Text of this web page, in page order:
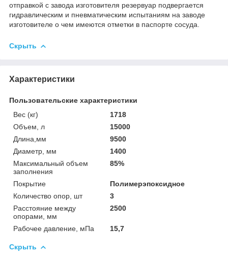
отправкой с завода изготовителя резервуар подвергается
гидравлическим и пневматическим испытаниям на заводе
изготовителе о чем имеются отметки в паспорте сосуда.
Скрыть
Характеристики
Пользовательские характеристики
Вес (кг)
1718
Объем, л
15000
Длина,мм
9500
Диаметр, мм
1400
Максимальный объем
заполнения
85%
Покрытие
Полимерэпоксидное
Количество опор, шт
3
Расстояние между
опорами, мм
2500
Рабочее давление, мПа 15,7
Скрыть